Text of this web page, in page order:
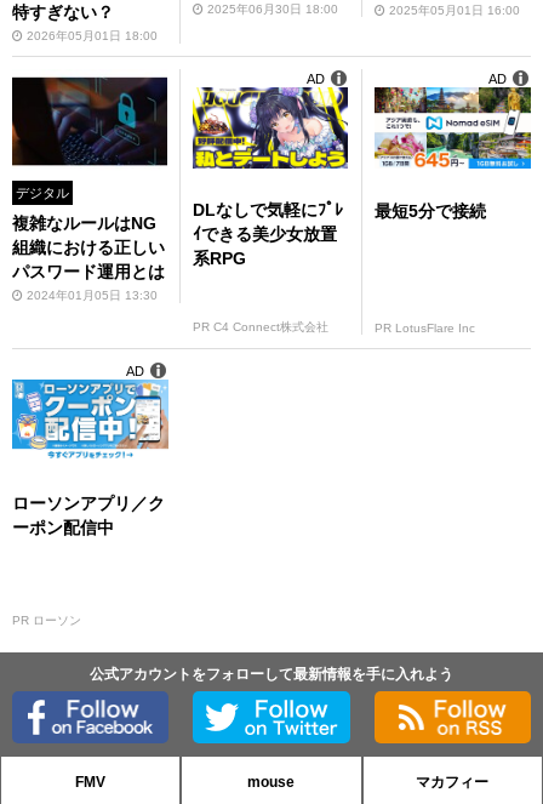
特すぎない？
2026年05月01日 18:00
2025年06月30日 18:00 2025年05月01日 16:00
デジタル
複雑なルールはNG
組織における正しい
パスワード運用とは
2024年01月05日 13:30
DLなしで気軽にﾌﾟﾚ
ｲできる美少女放置
系RPG
PR C4 Connect株式会社
AD
最短5分で接続
PR LotusFlare Inc
AD
ローソンアプリ／ク
ーポン配信中
PR ローソン
AD
公式アカウントをフォローして最新情報を手に入れよう
FMV mouse マカフィー